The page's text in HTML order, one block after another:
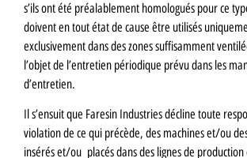
s’ils ont été préalablement homologués pour ce
doivent en tout état de cause être utilisés
exclusivement dans des zones suffisamment
l’objet de l’entretien périodique prévu dans les
d’entretien.
Il s’ensuit que Faresin Industries décline toute
violation de ce qui précède, des machines et/ou
insérés et/ou placés dans des lignes de production